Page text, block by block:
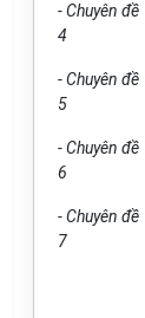
- Chuyên đề
4
- Chuyên đề
5
- Chuyên đề
6
- Chuyên đề
7